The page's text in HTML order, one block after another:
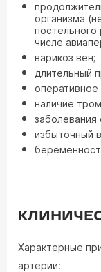
организма
числе
варикоз вен;
длительный
наличие
заболевания
избыточный
Характерные
артерии: